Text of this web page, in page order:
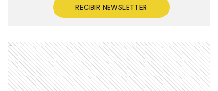
RECIBIR NEWSLETTER
Ads